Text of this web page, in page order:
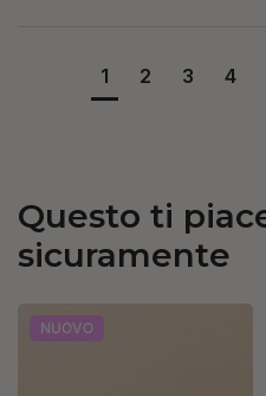
1 2 3 4
Questo ti
sicuramente
NUOVO